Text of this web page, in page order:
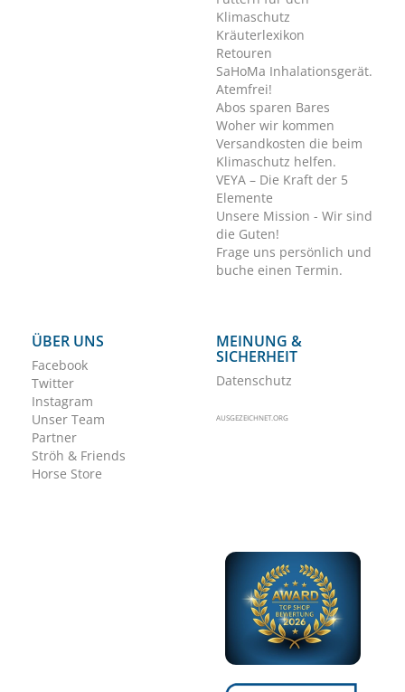
Klimaschutz
Kräuterlexikon
Retouren
SaHoMa Inhalationsgerät.
Atemfrei!
Abos sparen Bares
Woher wir kommen
Versandkosten die beim
Klimaschutz helfen.
VEYA – Die Kraft der 5
Elemente
Unsere Mission - Wir sind
die Guten!
Frage uns persönlich und
buche einen Termin.
ÜBER UNS
Facebook
Twitter
Instagram
Unser Team
Partner
Ströh & Friends
Horse Store
MEINUNG &
SICHERHEIT
Datenschutz
AUSGEZEICHNET.ORG